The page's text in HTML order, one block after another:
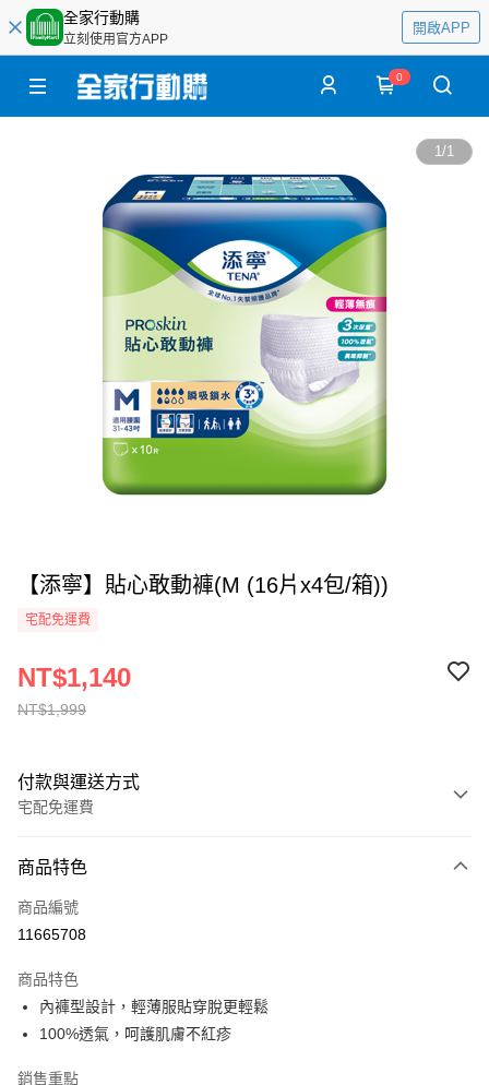
全家行動購
立刻使用官方APP
開啟APP
0
1/1
【添寧】貼心敢動褲(M (16片x4包/箱))
宅配免運費
NT$1,999
NT$1,140
付款與運送方式
宅配免運費
全家線上支付
運送方式
本島宅配-活動商品
免運費
離島宅配-常溫商品
免運費
商品特色
商品編號
11665708
商品特色
內褲型設計，輕薄服貼穿脫更輕鬆
100%透氣，呵護肌膚不紅疹
銷售重點